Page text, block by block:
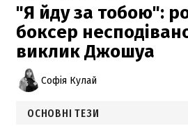
"Я йду за тобою":
боксер
виклик Джошуа
Софія Кулай
ОСНОВНІ ТЕЗИ